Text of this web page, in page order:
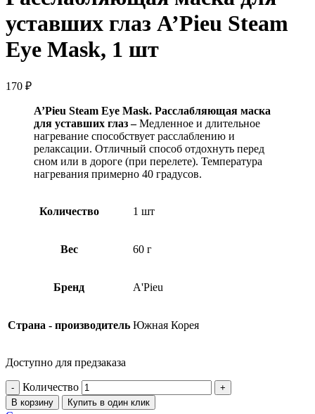
уставших глаз A’Pieu Steam
Eye Mask, 1 шт
170 ₽
A’Pieu Steam Eye Mask. Расслабляющая маска
для уставших глаз –Медленное и длительное
нагревание способствует расслаблению и
релаксации. Отличный способ отдохнуть перед
сном или в дороге (при перелете). Температура
нагревания примерно 40 градусов.
Количество 1 шт
Вес 60 г
Бренд A'Pieu
Страна - производитель Южная Корея
Доступно для предзаказа
Количество
В корзину Купить в один клик